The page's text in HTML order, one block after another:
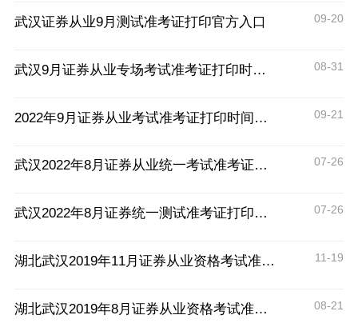
武汉证券从业9月测试准考证打印官方入口 09-20
武汉9月证券从业专场考试准考证打印时间及流程 08-31
2022年9月证券从业考试准考证打印时间及流程 09-21
武汉2022年8月证券从业统一考试准考证打印时间 07-26
武汉2022年8月证券统一测试准考证打印时间 07-26
湖北武汉2019年11月证券从业资格考试准考证打印时间及入口 11-19
湖北武汉2019年8月证券从业资格考试准考证打印时间及入口 08-21